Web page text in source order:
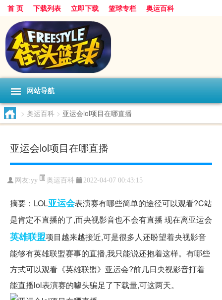
首 页 下载列表 立即下载 篮球专栏 奥运百科
网站导航
> 奥运百科 > 亚运会lol项目在哪直播
亚运会lol项目在哪直播
网友:yy 奥运百科 2022-04-07 00:43:15
摘要：LOL亚运会表演赛有哪些简单的途径可以观看?C站
是肯定不直播的了,而央视影音也不会有直播 现在离亚运会
英雄联盟项目越来越接近,可是很多人还盼望着央视影音
能够有英雄联盟赛事的直播,我只能说还抱着这样。有哪些
方式可以观看《英雄联盟》亚运会?前几日央视影音打着
能直播lol表演赛的噱头骗足了下载量,可这两天。